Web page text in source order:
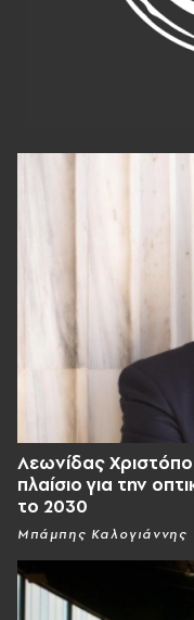
Λεωνίδας
πλαίσιο για την
το 2030
Μπάμπης Καλογιάννης